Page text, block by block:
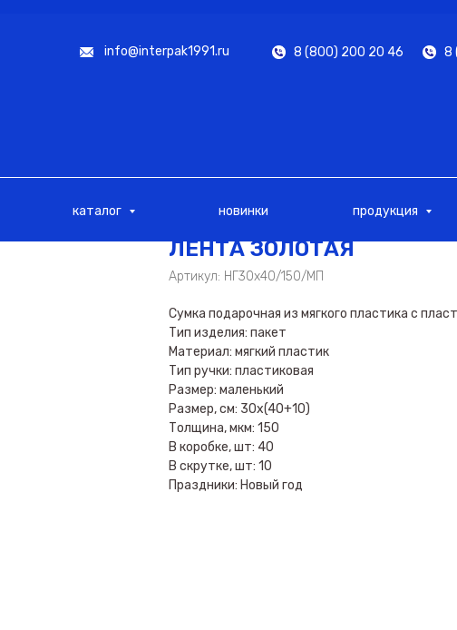
info@interpak1991.ru 8 (800) 200 20 46 8
каталог новинки продукция
ЛЕНТА ЗОЛОТАЯ
Артикул: НГ30х40/150/МП
Сумка подарочная из мягкого пластика с
Тип изделия: пакет
Материал: мягкий пластик
Тип ручки: пластиковая
Размер: маленький
Размер, см: 30х(40+10)
Толщина, мкм: 150
В коробке, шт: 40
В скрутке, шт: 10
Праздники: Новый год